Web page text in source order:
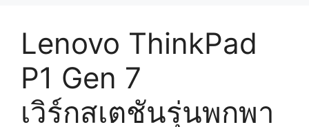
Lenovo ThinkPad
P1 Gen 7
เวิร์กสเตชันรุ่นพกพา